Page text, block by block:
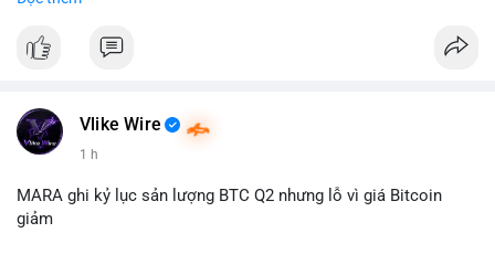
mục chứng chỉ cho tài sản số tại Mỹ.
và phát triển thị trường crypto tại Mỹ.
#vlikevn #titanbot
📰 Nguồn: CoinDesk
Vlike Wire
1 h
MARA ghi kỷ lục sản lượng BTC Q2 nhưng lỗ vì giá Bitcoin
giảm